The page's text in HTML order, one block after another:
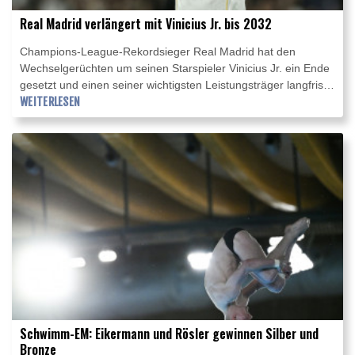
Real Madrid verlängert mit Vinicius Jr. bis 2032
Champions-League-Rekordsieger Real Madrid hat den
Wechselgerüchten um seinen Starspieler Vinicius Jr. ein Ende
gesetzt und einen seiner wichtigsten Leistungsträger langfristig
an sich gebunden. Wie die Königlichen am Donnerstagabend
mitteilten, unterschrieb der 26-jährige Brasilianer einen neuen
Vertrag bis zum 30. Juni 2032. Zuletzt war Vinicius Jr. mit dem
englischen Meister FC Arsenal in Verbindung gebracht
worden.
WEITERLESEN
Schwimm-EM: Eikermann und Rösler gewinnen Silber und
Bronze